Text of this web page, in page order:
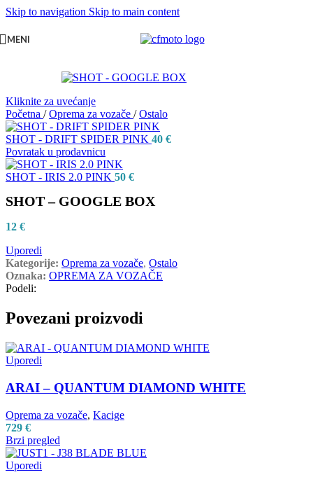
Skip to navigation Skip to main content
MENI
Kliknite za uvećanje
Početna / Oprema za vozače / Ostalo
SHOT - DRIFT SPIDER PINK 40 €
Povratak u prodavnicu
SHOT - IRIS 2.0 PINK 50 €
SHOT – GOOGLE BOX
12 €
Uporedi
Kategorije: Oprema za vozače, Ostalo
Oznaka: OPREMA ZA VOZAČE
Podeli:
Povezani proizvodi
Uporedi
ARAI – QUANTUM DIAMOND WHITE
Oprema za vozače, Kacige
729 €
Brzi pregled
Uporedi